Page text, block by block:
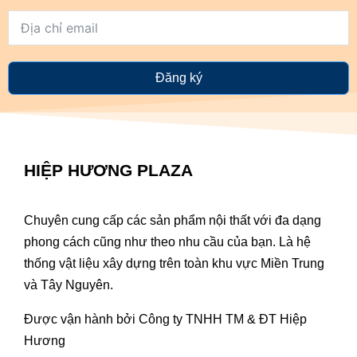
Đăng ký
HIỆP HƯƠNG PLAZA
Chuyên cung cấp các sản phẩm nội thất với đa dạng
phong cách cũng như theo nhu cầu của bạn. Là hệ
thống vật liệu xây dựng trên toàn khu vực Miền Trung
và Tây Nguyên.
Được vận hành bởi Công ty TNHH TM & ĐT Hiệp
Hương